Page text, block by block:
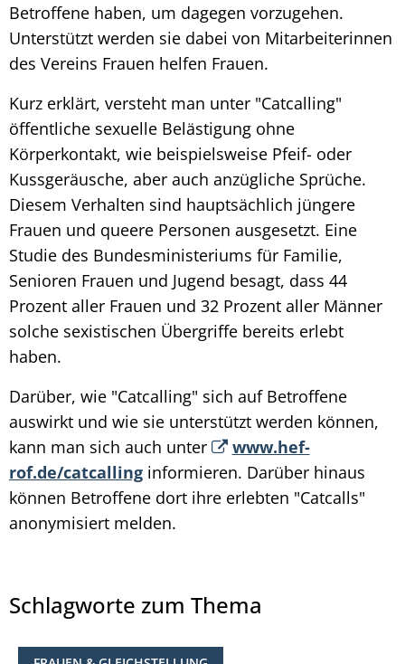
Betroffene haben, um dagegen vorzugehen.
Unterstützt werden sie dabei von Mitarbeiterinnen
des Vereins Frauen helfen Frauen.
Kurz erklärt, versteht man unter "Catcalling"
öffentliche sexuelle Belästigung ohne
Körperkontakt, wie beispielsweise Pfeif- oder
Kussgeräusche, aber auch anzügliche Sprüche.
Diesem Verhalten sind hauptsächlich jüngere
Frauen und queere Personen ausgesetzt. Eine
Studie des Bundesministeriums für Familie,
Senioren Frauen und Jugend besagt, dass 44
Prozent aller Frauen und 32 Prozent aller Männer
solche sexistischen Übergriffe bereits erlebt
haben.
Darüber, wie "Catcalling" sich auf Betroffene
auswirkt und wie sie unterstützt werden können,
kann man sich auch unter
www.hef-
rof.de/catcalling informieren. Darüber hinaus
können Betroffene dort ihre erlebten "Catcalls"
anonymisiert melden.
Schlagworte zum Thema